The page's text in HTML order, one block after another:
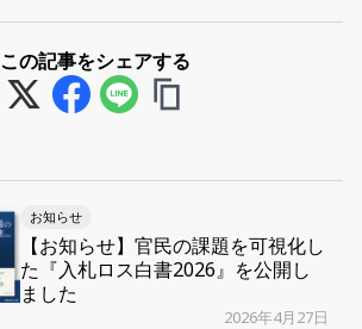
この記事をシェアする
お知らせ
【お知らせ】官民の課題を可視化し
た『入札ロス白書2026』を公開し
ました
2026年4月27日